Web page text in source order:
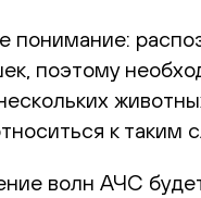
понимание:
поэтому
к
волн АЧС